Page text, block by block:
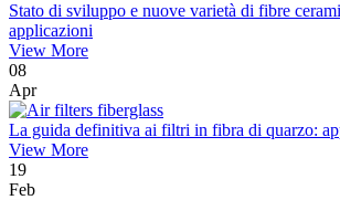
Stato di sviluppo e nuove varietà di fibre
applicazioni
View More
08
Apr
La guida definitiva ai filtri in fibra di quarzo:
View More
19
Feb